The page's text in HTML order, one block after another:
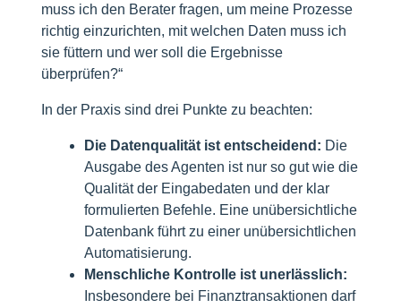
muss ich den Berater fragen, um meine Prozesse
richtig einzurichten, mit welchen Daten muss ich
sie füttern und wer soll die Ergebnisse
überprüfen?“
In der Praxis sind drei Punkte zu beachten:
Die Datenqualität ist entscheidend: Die
Ausgabe des Agenten ist nur so gut wie die
Qualität der Eingabedaten und der klar
formulierten Befehle. Eine unübersichtliche
Datenbank führt zu einer unübersichtlichen
Automatisierung.
Menschliche Kontrolle ist unerlässlich:
Insbesondere bei Finanztransaktionen darf